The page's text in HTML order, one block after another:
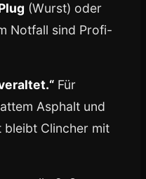
(Wurst) oder
Notfall sind Profi-
Für
Asphalt und
Clincher mit